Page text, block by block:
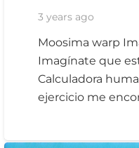
3 years ago
Moosima warp
Imagínate que
Calculadora
ejercicio me